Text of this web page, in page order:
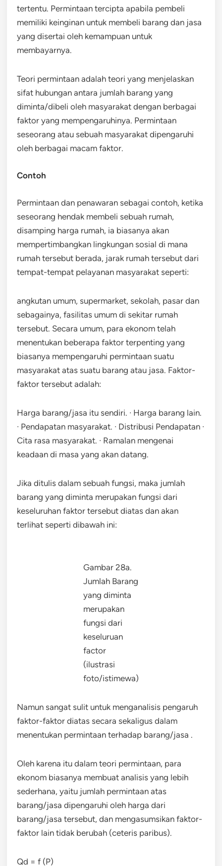
tertentu. Permintaan tercipta apabila pembeli
memiliki keinginan untuk membeli barang dan jasa
yang disertai oleh kemampuan untuk
membayarnya.
Teori permintaan adalah teori yang menjelaskan
sifat hubungan antara jumlah barang yang
diminta/dibeli oleh masyarakat dengan berbagai
faktor yang mempengaruhinya. Permintaan
seseorang atau sebuah masyarakat dipengaruhi
oleh berbagai macam faktor.
Contoh
Permintaan dan penawaran sebagai contoh, ketika
seseorang hendak membeli sebuah rumah,
disamping harga rumah, ia biasanya akan
mempertimbangkan lingkungan sosial di mana
rumah tersebut berada, jarak rumah tersebut dari
tempat-tempat pelayanan masyarakat seperti:
angkutan umum, supermarket, sekolah, pasar dan
sebagainya, fasilitas umum di sekitar rumah
tersebut. Secara umum, para ekonom telah
menentukan beberapa faktor terpenting yang
biasanya mempengaruhi permintaan suatu
masyarakat atas suatu barang atau jasa. Faktor-
faktor tersebut adalah:
Harga barang/jasa itu sendiri. · Harga barang lain.
· Pendapatan masyarakat. · Distribusi Pendapatan ·
Cita rasa masyarakat. · Ramalan mengenai
keadaan di masa yang akan datang.
Jika ditulis dalam sebuah fungsi, maka jumlah
barang yang diminta merupakan fungsi dari
keseluruhan faktor tersebut diatas dan akan
terlihat seperti dibawah ini:
Gambar 28a.
Jumlah Barang
yang diminta
merupakan
fungsi dari
keseluruan
factor
(ilustrasi
foto/istimewa)
Namun sangat sulit untuk menganalisis pengaruh
faktor-faktor diatas secara sekaligus dalam
menentukan permintaan terhadap barang/jasa .
Oleh karena itu dalam teori permintaan, para
ekonom biasanya membuat analisis yang lebih
sederhana, yaitu jumlah permintaan atas
barang/jasa dipengaruhi oleh harga dari
barang/jasa tersebut, dan mengasumsikan faktor-
faktor lain tidak berubah (ceteris paribus).
Qd = f (P)